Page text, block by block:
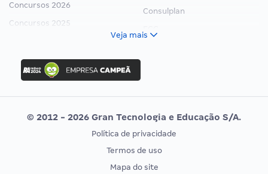
Concursos 2026
Concursos 2025
Concurso Ibama
Concurso MPU
Editais publicados
Consulplan
Vunesp
CONCURSOS POR PROFISSÃO
EXAME DE ORDEM
Veja mais
© 2012 - 2026 Gran Tecnologia e Educação S/A.
Política de privacidade
Termos de uso
Mapa do site